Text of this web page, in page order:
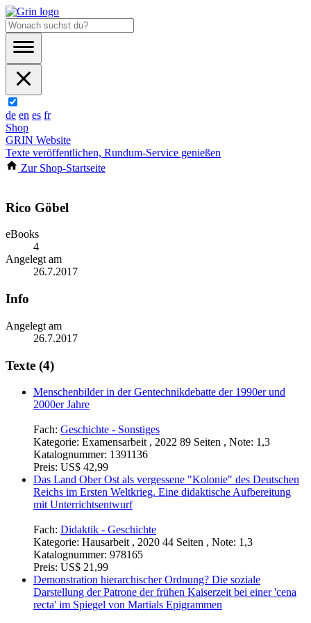
de en es fr
Shop
GRIN Website
Texte veröffentlichen, Rundum-Service genießen
Zur Shop-Startseite
Rico Göbel
eBooks
4
Angelegt am
26.7.2017
Info
Angelegt am
26.7.2017
Texte (4)
Menschenbilder in der Gentechnikdebatte der 1990er und
2000er Jahre
Fach: Geschichte - Sonstiges
Kategorie: Examensarbeit , 2022 89 Seiten , Note: 1,3
Katalognummer: 1391136
Preis: US$ 42,99
Das Land Ober Ost als vergessene "Kolonie" des Deutschen
Reichs im Ersten Weltkrieg. Eine didaktische Aufbereitung
mit Unterrichtsentwurf
Fach: Didaktik - Geschichte
Kategorie: Hausarbeit , 2020 44 Seiten , Note: 1,3
Katalognummer: 978165
Preis: US$ 21,99
Demonstration hierarchischer Ordnung? Die soziale
Darstellung der Patrone der frühen Kaiserzeit bei einer 'cena
recta' im Spiegel von Martials Epigrammen